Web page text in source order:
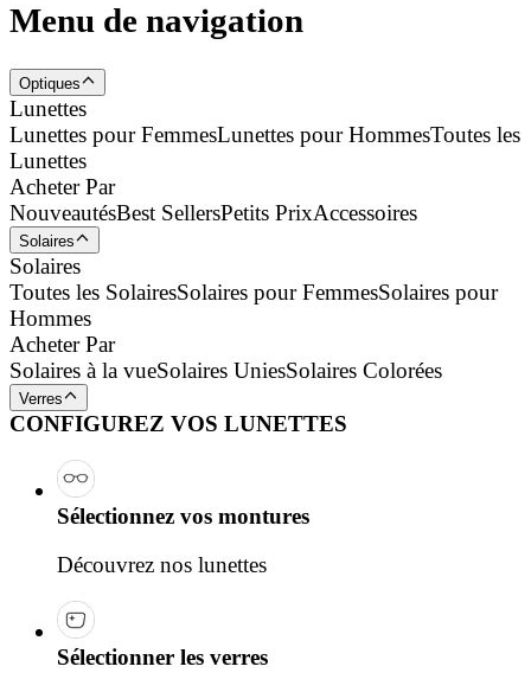
Menu de navigation
Optiques
Lunettes
Lunettes pour FemmesLunettes pour HommesToutes les
Lunettes
Acheter Par
NouveautésBest SellersPetits PrixAccessoires
Solaires
Solaires
Toutes les SolairesSolaires pour FemmesSolaires pour
Hommes
Acheter Par
Solaires à la vueSolaires UniesSolaires Colorées
Verres
CONFIGUREZ VOS LUNETTES
Sélectionnez vos montures
Découvrez nos lunettes
Sélectionner les verres